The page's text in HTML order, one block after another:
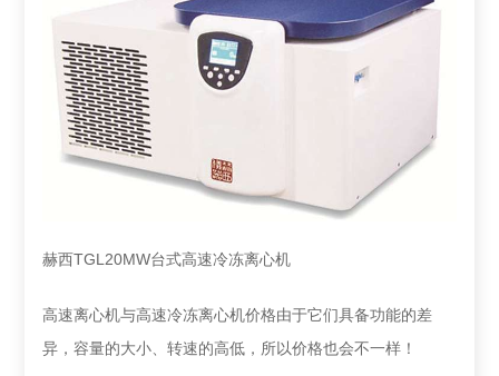
赫西TGL20MW台式高速冷冻离心机
高速离心机与高速冷冻离心机价格由于它们具备功能的差
异，容量的大小、转速的高低，所以价格也会不一样！